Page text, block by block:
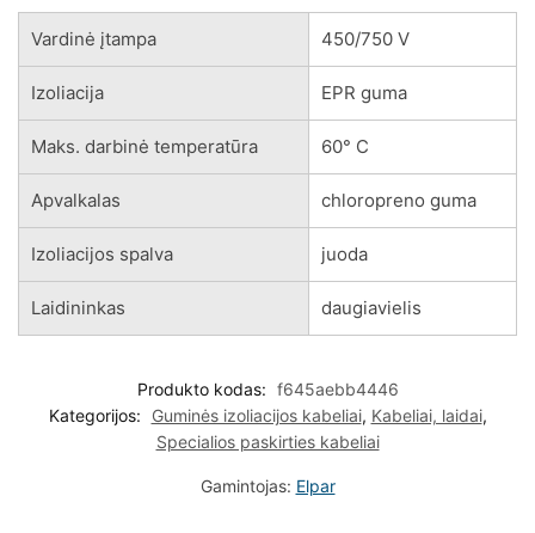
Vardinė įtampa 450/750 V
Izoliacija EPR guma
Maks. darbinė temperatūra 60° C
Apvalkalas chloropreno guma
Izoliacijos spalva juoda
Laidininkas daugiavielis
Produkto kodas: f645aebb4446
Kategorijos:
Guminės izoliacijos kabeliai, Kabeliai, laidai,
Specialios paskirties kabeliai
Gamintojas: Elpar